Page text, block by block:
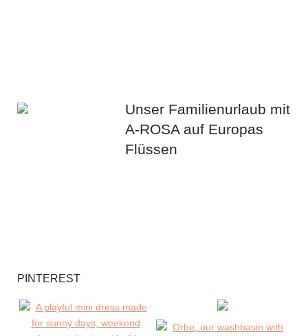
Unser Familienurlaub mit
A-ROSA auf Europas
Flüssen
PINTEREST